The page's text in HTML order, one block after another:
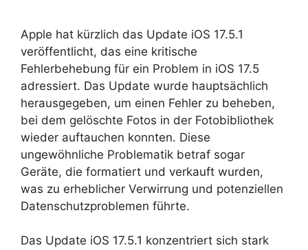
Apple hat kürzlich das Update iOS 17.5.1
veröffentlicht, das eine kritische
Fehlerbehebung für ein Problem in iOS 17.5
adressiert. Das Update wurde hauptsächlich
herausgegeben, um einen Fehler zu beheben,
bei dem gelöschte Fotos in der Fotobibliothek
wieder auftauchen konnten. Diese
ungewöhnliche Problematik betraf sogar
Geräte, die formatiert und verkauft wurden,
was zu erheblicher Verwirrung und potenziellen
Datenschutzproblemen führte.
Das Update iOS 17.5.1 konzentriert sich stark